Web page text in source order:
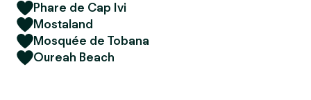
Phare de Cap Ivi
Mostaland
Mosquée de Tobana
Oureah Beach